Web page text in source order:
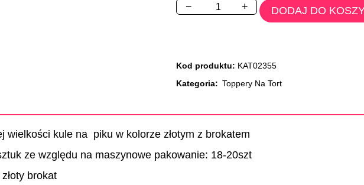
− + DODAJ DO
Kod produktu: KAT02355
Kategoria: Toppery Na Tort
wielkości kule na piku w kolorze złotym z brokatem
ze względu na maszynowe pakowanie: 18-20szt
brokat